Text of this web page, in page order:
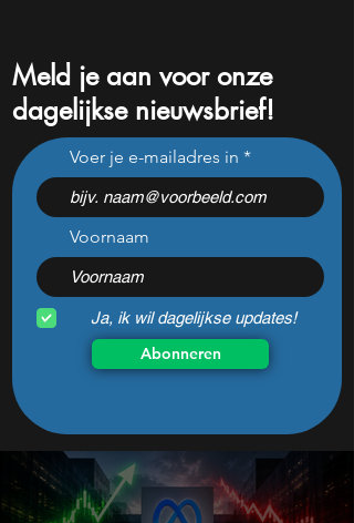
Vanaf €100 profiteren van
vastgoed? Dit verandert
alles
Meld je aan voor onze
dagelijkse nieuwsbrief!
Voer je e-mailadres in
Voornaam
Ja, ik wil dagelijkse updates!
Abonneren